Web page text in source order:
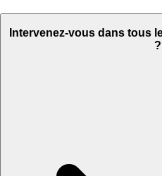
Intervenez-vous dans tous
?